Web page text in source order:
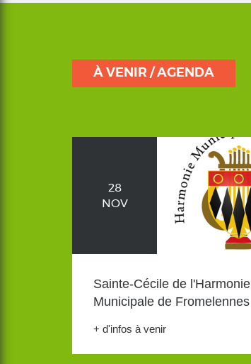
À VENIR / AGENDA
28
NOV
Sainte-Cécile de l'Harmonie
Municipale de Fromelennes
+ d'infos à venir